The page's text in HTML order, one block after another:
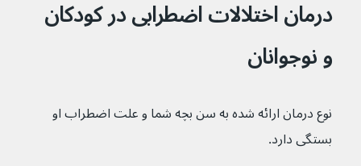
درمان اختلالات اضطرابی در کودکان
و نوجوانان
نوع درمان ارائه شده به سن بچه شما و علت اضطراب او
بستگی دارد.